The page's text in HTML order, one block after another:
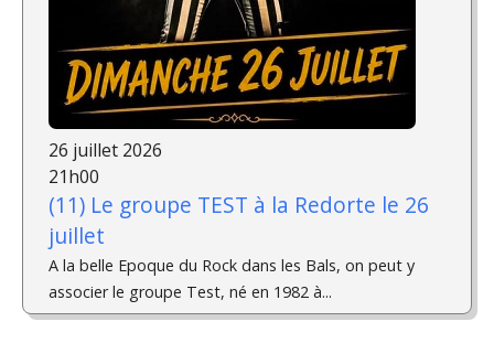
26 juillet 2026
21h00
(11) Le groupe TEST à la Redorte le 26
juillet
A la belle Epoque du Rock dans les Bals, on peut y
associer le groupe Test, né en 1982 à...